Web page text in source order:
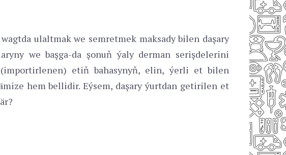
ulaltmak we semretmek maksady bilen daşary
we başga-da şonuň ýaly derman serişdelerini
etiň bahasynyň, elin, ýerli et bilen
hem bellidir. Eýsem, daşary ýurtdan getirilen et